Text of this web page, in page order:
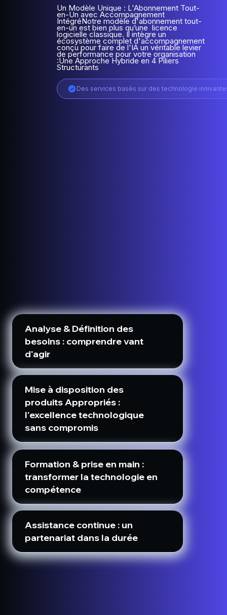
Un Modèle Unique : L'Abonnement Tout-
en-Un avec Accompagnement
IntégréNotre modèle d'abonnement tout-
en-un est bien plus qu’une licence
logicielle classique. Il intègre un
écosystème complet d'accompagnement
conçu pour faire de l'IA un véritable levier
de performance pour votre organisation
:Une Approche Hybride en 4 Piliers
Structurants
Des services basés sur des technologie
Analyse & Définition des
besoins : comprendre vant
d'agir
Mise à disposition des
produits Appropriés :
l'excellence technologique
sans compromis
Formation & prise en main :
transformer la technologie en
compétence
Assistance continue : un
partenariat dans la durée